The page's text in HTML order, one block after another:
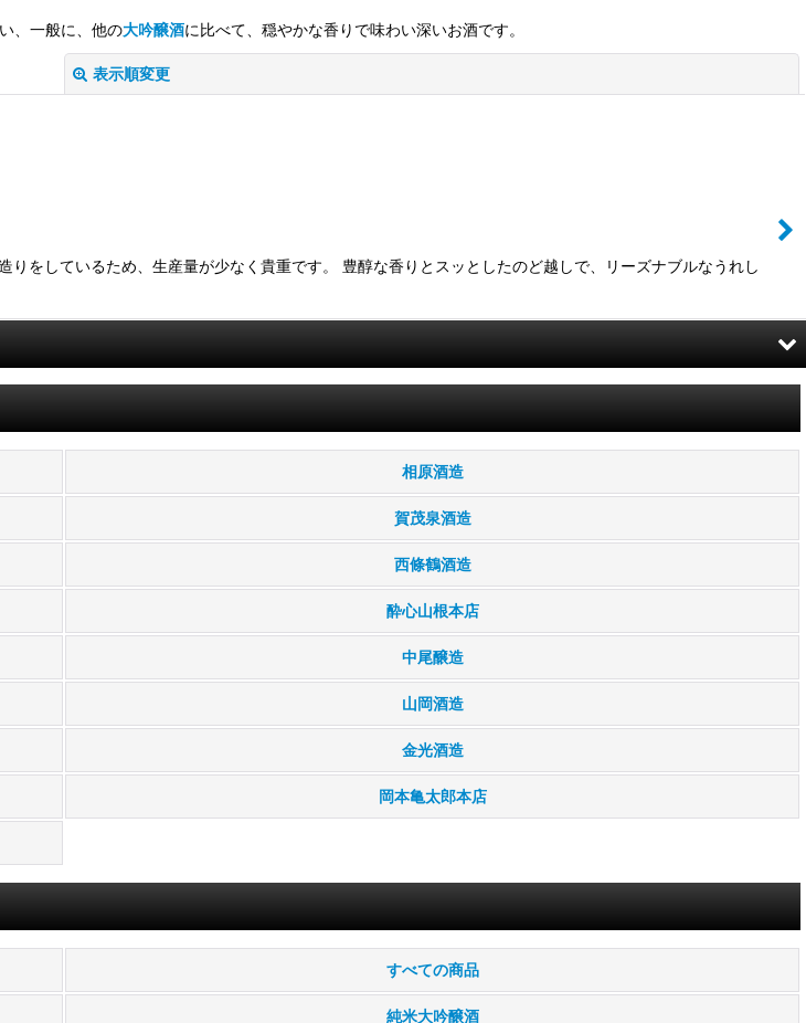
、一般に、他の大吟醸酒に比べて、穏やかな香りで味わい深いお酒です。
表示順変更
をしているため、生産量が少なく貴重です。 豊醇な香りとスッとしたのど越しで、リーズナブルなうれし
相原酒造
賀茂泉酒造
西條鶴酒造
酔心山根本店
中尾醸造
山岡酒造
金光酒造
岡本亀太郎本店
すべての商品
純米大吟醸酒